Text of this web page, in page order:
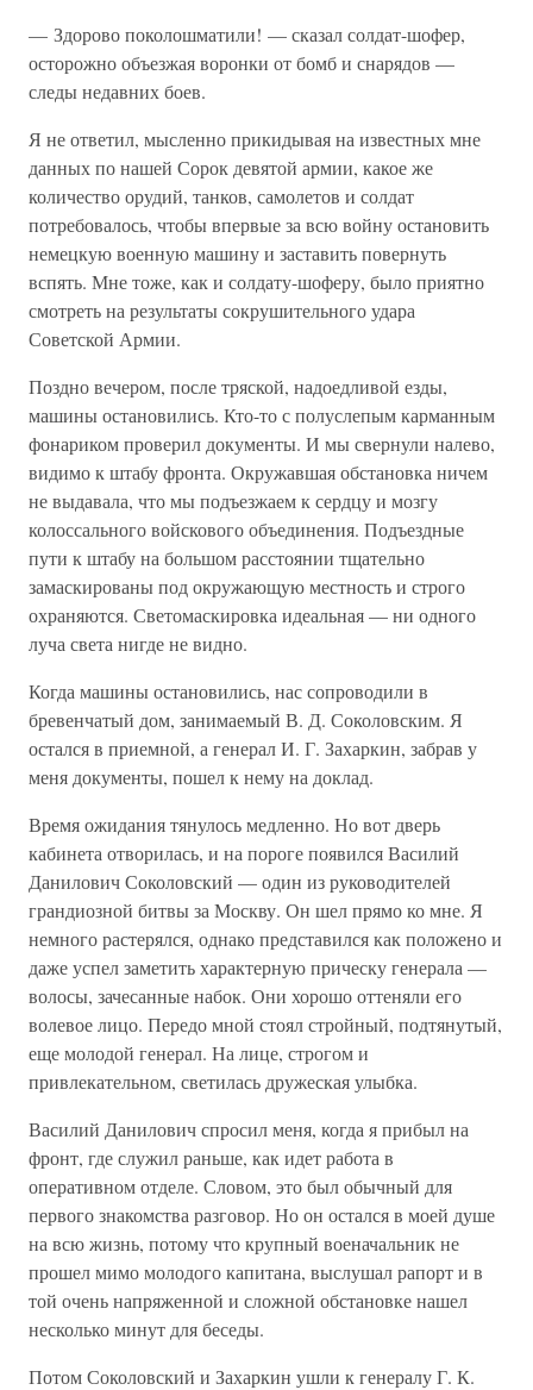
— Здорово поколошматили! — сказал солдат-шофер,
осторожно объезжая воронки от бомб и снарядов —
следы недавних боев.
Я не ответил, мысленно прикидывая на известных мне
данных по нашей Сорок девятой армии, какое же
количество орудий, танков, самолетов и солдат
потребовалось, чтобы впервые за всю войну остановить
немецкую военную машину и заставить повернуть
вспять. Мне тоже, как и солдату-шоферу, было приятно
смотреть на результаты сокрушительного удара
Советской Армии.
Поздно вечером, после тряской, надоедливой езды,
машины остановились. Кто-то с полуслепым карманным
фонариком проверил документы. И мы свернули налево,
видимо к штабу фронта. Окружавшая обстановка ничем
не выдавала, что мы подъезжаем к сердцу и мозгу
колоссального войскового объединения. Подъездные
пути к штабу на большом расстоянии тщательно
замаскированы под окружающую местность и строго
охраняются. Светомаскировка идеальная — ни одного
луча света нигде не видно.
Когда машины остановились, нас сопроводили в
бревенчатый дом, занимаемый В. Д. Соколовским. Я
остался в приемной, а генерал И. Г. Захаркин, забрав у
меня документы, пошел к нему на доклад.
Время ожидания тянулось медленно. Но вот дверь
кабинета отворилась, и на пороге появился Василий
Данилович Соколовский — один из руководителей
грандиозной битвы за Москву. Он шел прямо ко мне. Я
немного растерялся, однако представился как положено и
даже успел заметить характерную прическу генерала —
волосы, зачесанные набок. Они хорошо оттеняли его
волевое лицо. Передо мной стоял стройный, подтянутый,
еще молодой генерал. На лице, строгом и
привлекательном, светилась дружеская улыбка.
Василий Данилович спросил меня, когда я прибыл на
фронт, где служил раньше, как идет работа в
оперативном отделе. Словом, это был обычный для
первого знакомства разговор. Но он остался в моей душе
на всю жизнь, потому что крупный военачальник не
прошел мимо молодого капитана, выслушал рапорт и в
той очень напряженной и сложной обстановке нашел
несколько минут для беседы.
Потом Соколовский и Захаркин ушли к генералу Г. К.